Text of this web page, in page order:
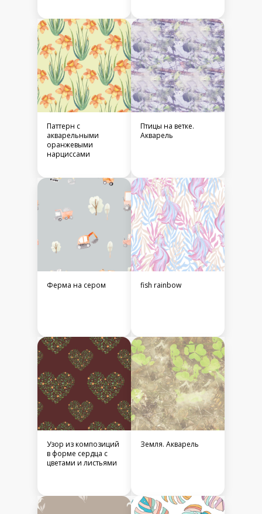
Паттерн с
акварельными
оранжевыми
нарциссами
Птицы на ветке.
Акварель
Ферма на сером fish rainbow
Узор из композиций
в форме сердца с
цветами и листьями
Земля. Акварель